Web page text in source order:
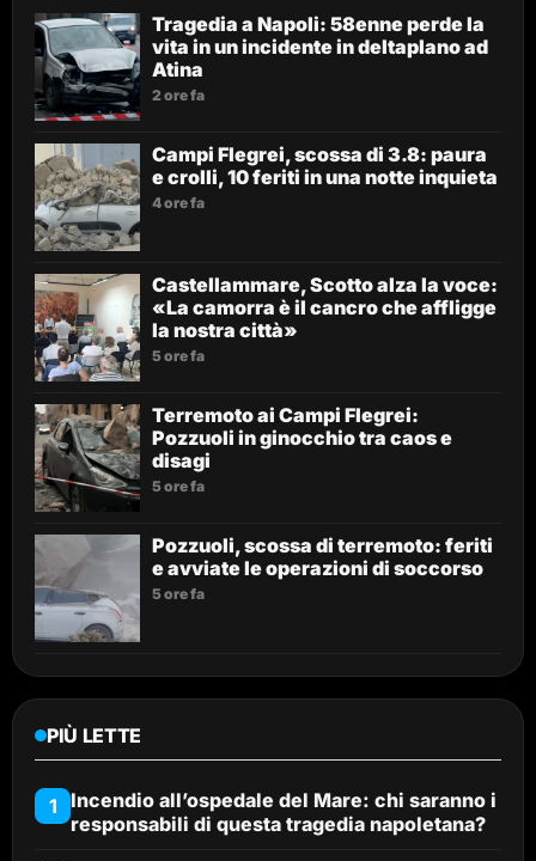
Tragedia a Napoli: 58enne perde la
vita in un incidente in deltaplano ad
Atina
2 ore fa
Campi Flegrei, scossa di 3.8: paura
e crolli, 10 feriti in una notte inquieta
4 ore fa
Castellammare, Scotto alza la voce:
«La camorra è il cancro che affligge
la nostra città»
5 ore fa
Terremoto ai Campi Flegrei:
Pozzuoli in ginocchio tra caos e
disagi
5 ore fa
Pozzuoli, scossa di terremoto: feriti
e avviate le operazioni di soccorso
5 ore fa
PIÙ LETTE
1
Incendio all’ospedale del Mare: chi saranno i
responsabili di questa tragedia napoletana?